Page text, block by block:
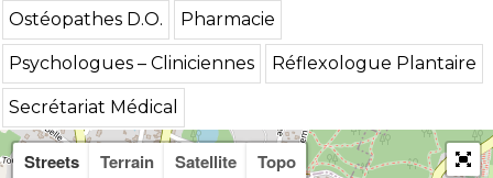
Ostéopathes D.O. Pharmacie
Psychologues – Cliniciennes Réflexologue Plantaire
Secrétariat Médical
Streets Terrain Satellite Topo